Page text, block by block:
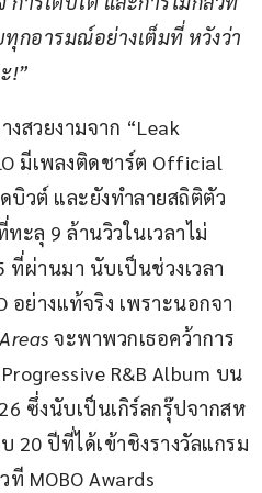
กอารมณ์อย่างเต็มที่ หวังว่า
!”
งสวยงามจาก “Leak
มีเพลงติดชาร์ต Official
บิวต์ และยังทำลายสถิติตัว
ะลุ 9 ล้านวิวในเวลาไม่
ที่ผ่านมา นับเป็นช่วงเวลา
อย่างแท้จริง เพราะนอกจา
จะพาพวกเธอคว้าการ
R&B Album บน
ซึ่งนับเป็นเกิร์ลกรุ๊ปจากสห
20 ปีที่ได้เข้าชิงรางวัลแกรม
MOBO Awards